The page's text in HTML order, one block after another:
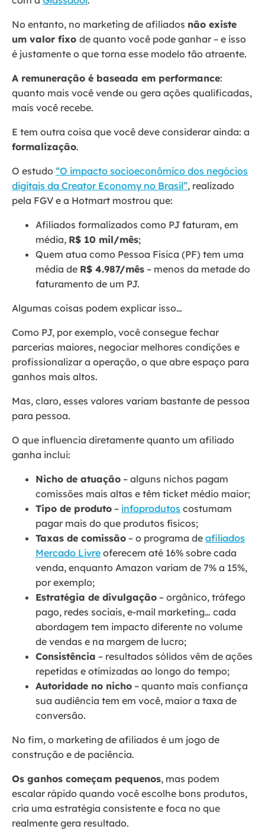
No entanto, no marketing de afiliados não existe
um valor fixo de quanto você pode ganhar – e isso
é justamente o que torna esse modelo tão atraente.
A remuneração é baseada em performance:
quanto mais você vende ou gera ações qualificadas,
mais você recebe.
E tem outra coisa que você deve considerar ainda: a
formalização.
O estudo “O impacto socioeconômico dos negócios
digitais da Creator Economy no Brasil”, realizado
pela FGV e a Hotmart mostrou que:
Afiliados formalizados como PJ faturam, em
média, R$ 10 mil/mês;
Quem atua como Pessoa Física (PF) tem uma
média de R$ 4.987/mês – menos da metade do
faturamento de um PJ.
Algumas coisas podem explicar isso…
Como PJ, por exemplo, você consegue fechar
parcerias maiores, negociar melhores condições e
profissionalizar a operação, o que abre espaço para
ganhos mais altos.
Mas, claro, esses valores variam bastante de pessoa
para pessoa.
O que influencia diretamente quanto um afiliado
ganha inclui:
Nicho de atuação – alguns nichos pagam
comissões mais altas e têm ticket médio maior;
Tipo de produto – infoprodutos costumam
pagar mais do que produtos físicos;
Taxas de comissão – o programa de afiliados
Mercado Livre oferecem até 16% sobre cada
venda, enquanto Amazon variam de 7% a 15%,
por exemplo;
Estratégia de divulgação – orgânico, tráfego
pago, redes sociais, e-mail marketing… cada
abordagem tem impacto diferente no volume
de vendas e na margem de lucro;
Consistência – resultados sólidos vêm de ações
repetidas e otimizadas ao longo do tempo;
Autoridade no nicho – quanto mais confiança
sua audiência tem em você, maior a taxa de
conversão.
No fim, o marketing de afiliados é um jogo de
construção e de paciência.
Os ganhos começam pequenos, mas podem
escalar rápido quando você escolhe bons produtos,
cria uma estratégia consistente e foca no que
realmente gera resultado.